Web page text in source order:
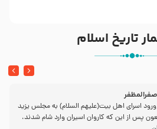
تاریخ اسلام
ورود اسراى اهل بیت‌(علیهم السلام) به مجلس یزید
پس از این كه كاروان اسیران وارد شام شدند،